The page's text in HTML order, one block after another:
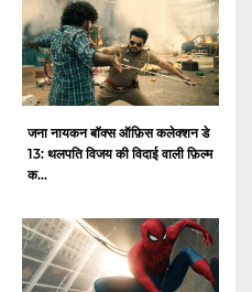
जना नायकन बॉक्स ऑफ़िस कलेक्शन डे
13: थलपति विजय की विदाई वाली फ़िल्म
क...